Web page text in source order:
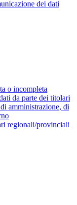
dei dati
o incompleta
da parte dei titolari
amministrazione, di
regionali/provinciali